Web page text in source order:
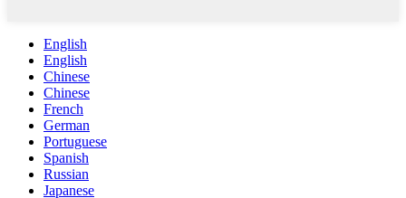
English
English
Chinese
Chinese
French
German
Portuguese
Spanish
Russian
Japanese